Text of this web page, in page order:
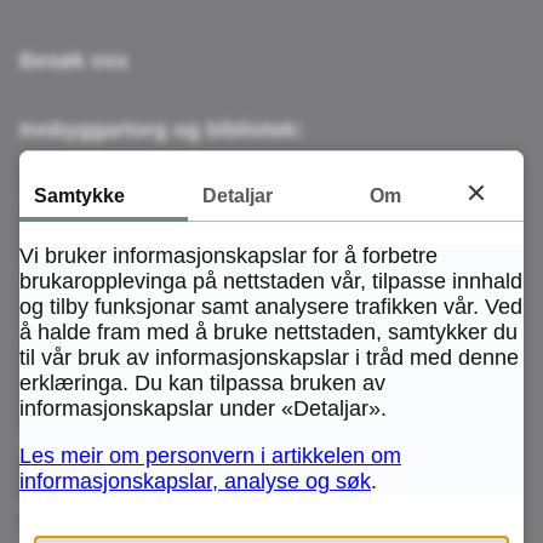
Besøk oss
Innbyggartorg og bibliotek:
- Sartor Storsenter,
- Sund Senter
Skogsleitet 16, 5382 Skogsvåg
- Rong Senter
Nygardsvegen 2, 5337 Rong
Samtykke Detaljar Om
Vi bruker informasjonskapslar for å forbetre
brukaropplevinga på nettstaden vår, tilpasse innhald
og tilby funksjonar samt analysere trafikken vår. Ved
å halde fram med å bruke nettstaden, samtykker du
til vår bruk av informasjonskapslar i tråd med denne
erklæringa. Du kan tilpassa bruken av
informasjonskapslar under «Detaljar».
Les meir om personvern i artikkelen om
informasjonskapslar, analyse og søk.